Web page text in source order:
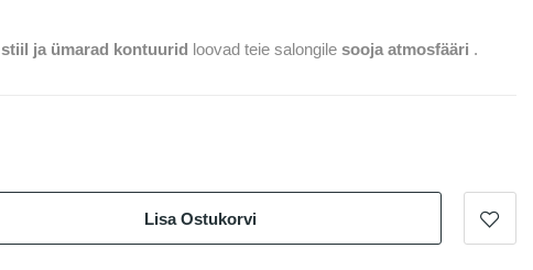
ja ümarad kontuurid loovad teie salongile sooja atmosfääri .
Lisa Ostukorvi